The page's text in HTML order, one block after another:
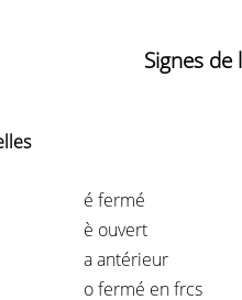
Signes
é fermé
è ouvert
a antérieur
o fermé en frcs